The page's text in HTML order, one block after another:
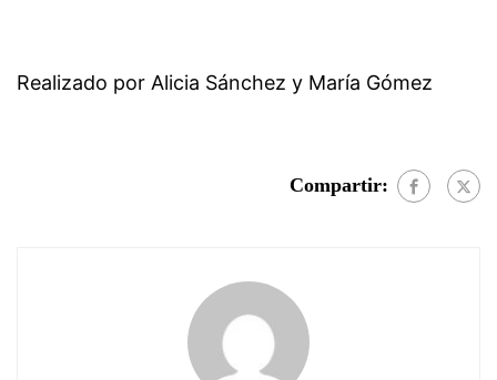
Realizado por Alicia Sánchez y María Gómez
Compartir: